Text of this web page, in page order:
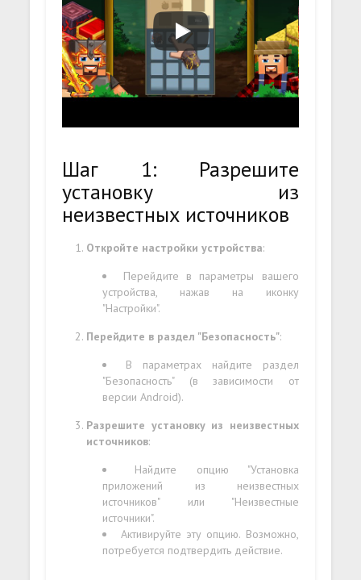
Шаг 1: Разрешите
установку из
неизвестных источников
Откройте настройки устройства:
Перейдите в параметры вашего
устройства, нажав на иконку
"Настройки".
Перейдите в раздел "Безопасность":
В параметрах найдите раздел
"Безопасность" (в зависимости от
версии Android).
Разрешите установку из неизвестных
источников:
Найдите опцию "Установка
приложений из неизвестных
источников" или "Неизвестные
источники".
Активируйте эту опцию. Возможно,
потребуется подтвердить действие.